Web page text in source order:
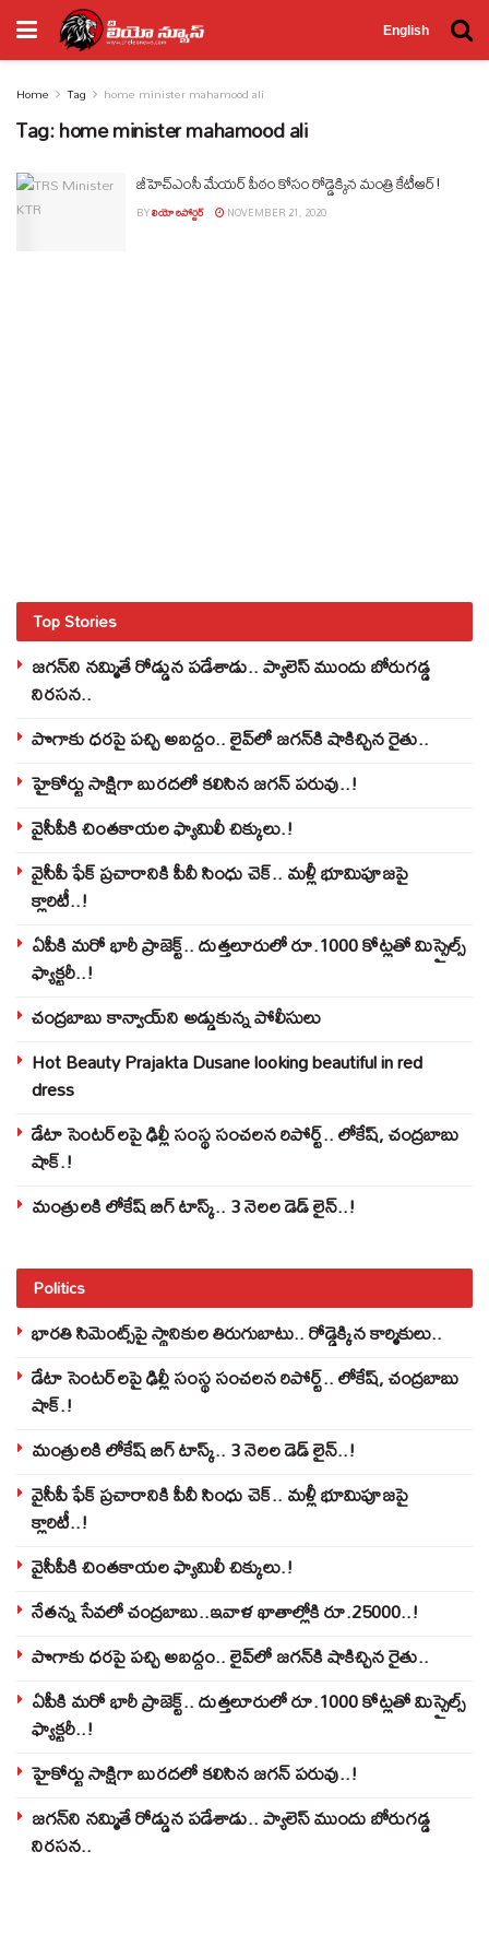
English
Home Tag home minister mahamood ali
Tag:home minister mahamood ali
జీహెచ్ఎంసీ మేయ‌ర్ పీఠం కోసం రోడ్డెక్కిన‌ మంత్రి కేటీఆర్!
BYలియో రిపోర్టర్ NOVEMBER 21, 2020
Top Stories
జగన్‌ని నమ్మితే రోడ్డున పడేశాడు.. ప్యాలెస్‌ ముందు బోరుగడ్డ
నిరసన..
పొగాకు ధరపై పచ్చి అబద్దం.. లైవ్‌లో జగన్‌కి షాకిచ్చిన రైతు..
హైకోర్టు సాక్షిగా బురదలో కలిసిన జగన్ పరువు..!
వైసీపీకి చింతకాయల ఫ్యామిలీ చిక్కులు.!
వైసీపీ ఫేక్ ప్రచారానికి పీవీ సింధు చెక్.. మళ్లీ భూమిపూజపై
క్లారిటీ..!
ఏపీకి మరో భారీ ప్రాజెక్ట్.. దుత్తలూరులో రూ.1000 కోట్లతో మిస్సైల్స్
ఫ్యాక్టరీ..!
చంద్రబాబు కాన్వాయ్‌ని అడ్డుకున్న పోలీసులు
Hot Beauty Prajakta Dusane looking beautiful in red
dress
డేటా సెంటర్‌లపై ఢిల్లీ సంస్థ సంచలన రిపోర్ట్.. లోకేష్‌, చంద్రబాబు
షాక్‌.!
మంత్రులకి లోకేష్‌ బిగ్‌ టాస్క్‌.. 3 నెలల డెడ్‌ లైన్‌..!
Politics
భారతి సిమెంట్స్‌పై స్థానికుల తిరుగుబాటు.. రోడ్డెక్కిన కార్మికులు..
డేటా సెంటర్‌లపై ఢిల్లీ సంస్థ సంచలన రిపోర్ట్.. లోకేష్‌, చంద్రబాబు
షాక్‌.!
మంత్రులకి లోకేష్‌ బిగ్‌ టాస్క్‌.. 3 నెలల డెడ్‌ లైన్‌..!
వైసీపీ ఫేక్ ప్రచారానికి పీవీ సింధు చెక్.. మళ్లీ భూమిపూజపై
క్లారిటీ..!
వైసీపీకి చింతకాయల ఫ్యామిలీ చిక్కులు.!
నేతన్న సేవలో చంద్రబాబు..ఇవాళ ఖాతాల్లోకి రూ.25000..!
పొగాకు ధరపై పచ్చి అబద్దం.. లైవ్‌లో జగన్‌కి షాకిచ్చిన రైతు..
ఏపీకి మరో భారీ ప్రాజెక్ట్.. దుత్తలూరులో రూ.1000 కోట్లతో మిస్సైల్స్
ఫ్యాక్టరీ..!
హైకోర్టు సాక్షిగా బురదలో కలిసిన జగన్ పరువు..!
జగన్‌ని నమ్మితే రోడ్డున పడేశాడు.. ప్యాలెస్‌ ముందు బోరుగడ్డ
నిరసన..